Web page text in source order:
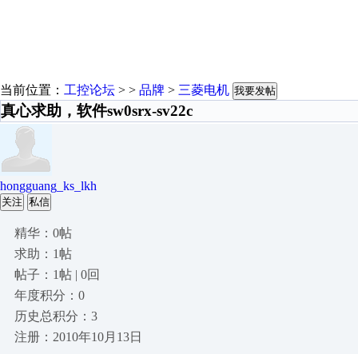
当前位置： 工控论坛 > > 品牌 > 三菱电机 我要发帖
真心求助，软件sw0srx-sv22c
hongguang_ks_lkh
关注 私信
精华：0帖
求助：1帖
帖子：1帖 | 0回
年度积分：0
历史总积分：3
注册：2010年10月13日